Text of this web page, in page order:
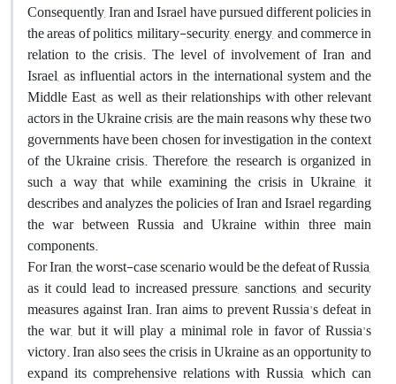
Consequently, Iran and Israel have pursued different policies in
the areas of politics, military-security, energy, and commerce in
relation to the crisis. The level of involvement of Iran and
Israel, as influential actors in the international system and the
Middle East, as well as their relationships with other relevant
actors in the Ukraine crisis, are the main reasons why these two
governments have been chosen for investigation in the context
of the Ukraine crisis. Therefore, the research is organized in
such a way that while examining the crisis in Ukraine, it
describes and analyzes the policies of Iran and Israel regarding
the war between Russia and Ukraine within three main
components.
For Iran, the worst-case scenario would be the defeat of Russia,
as it could lead to increased pressure, sanctions, and security
measures against Iran. Iran aims to prevent Russia's defeat in
the war, but it will play a minimal role in favor of Russia's
victory. Iran also sees the crisis in Ukraine as an opportunity to
expand its comprehensive relations with Russia, which can